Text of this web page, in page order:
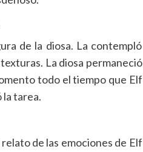
de la diosa. La contempló
La diosa permaneció
todo el tiempo que Elf
la tarea.
de las emociones de Elf